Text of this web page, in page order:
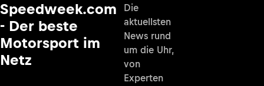
Speedweek.com
- Der beste
Motorsport im
Netz
Die
aktuellsten
News rund
um die Uhr,
von
Experten